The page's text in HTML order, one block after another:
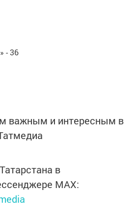
- 36
важным и интересным в
в
MАХ: